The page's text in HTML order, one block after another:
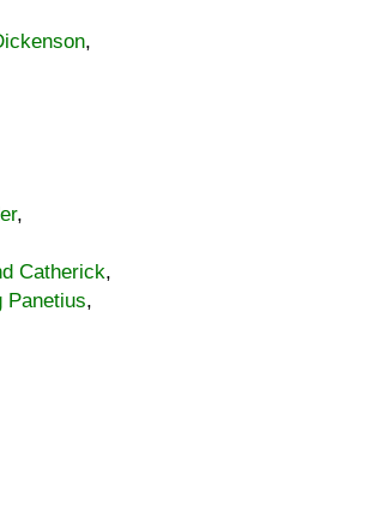
,
,
Catherick,
Panetius,